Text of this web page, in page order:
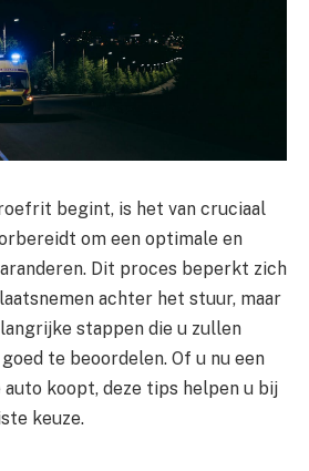
begint, is het van cruciaal
om een ​​optimale en
Dit proces beperkt zich
achter het stuur, maar
stappen die u zullen
te beoordelen. Of u nu een
koopt, deze tips helpen u bij
keuze.